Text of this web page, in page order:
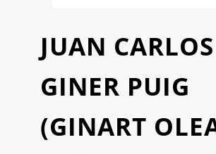
JUAN CARLOS
GINER PUIG
(GINART